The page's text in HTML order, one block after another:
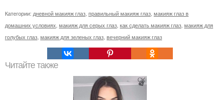
Категории: дневной макияж глаз правильный макияж глаз макияж глаз в
домашних условиях макияж для серых глаз как сделать макияж глаз макияж для
голубых глаз макияж для зеленых глаз вечерний макияж глаз
Читайте также